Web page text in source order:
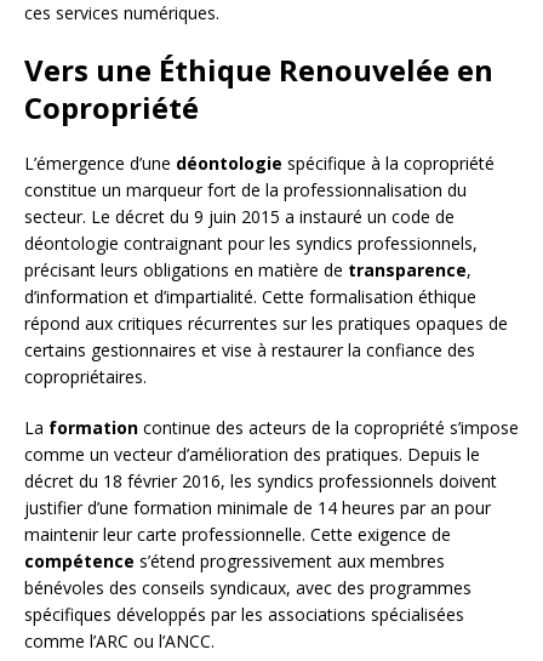
ces services numériques.
Vers une Éthique Renouvelée en
Copropriété
L’émergence d’une déontologie spécifique à la copropriété
constitue un marqueur fort de la professionnalisation du
secteur. Le décret du 9 juin 2015 a instauré un code de
déontologie contraignant pour les syndics professionnels,
précisant leurs obligations en matière de transparence,
d’information et d’impartialité. Cette formalisation éthique
répond aux critiques récurrentes sur les pratiques opaques de
certains gestionnaires et vise à restaurer la confiance des
copropriétaires.
La formation continue des acteurs de la copropriété s’impose
comme un vecteur d’amélioration des pratiques. Depuis le
décret du 18 février 2016, les syndics professionnels doivent
justifier d’une formation minimale de 14 heures par an pour
maintenir leur carte professionnelle. Cette exigence de
compétence s’étend progressivement aux membres
bénévoles des conseils syndicaux, avec des programmes
spécifiques développés par les associations spécialisées
comme l’ARC ou l’ANCC.